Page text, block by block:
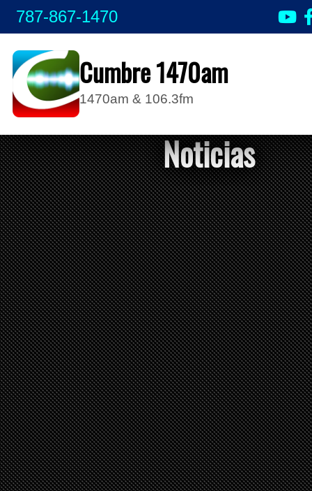
787-867-1470
Cumbre 1470am
1470am & 106.3fm
Noticias